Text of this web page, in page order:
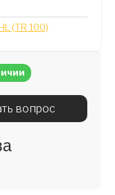
(TR 100)
вопрос